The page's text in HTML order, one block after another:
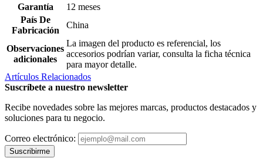
Garantía
12 meses
País De
Fabricación
China
Observaciones
adicionales
La imagen del producto es referencial, los
accesorios podrían variar, consulta la ficha técnica
para mayor detalle.
Artículos Relacionados
Suscríbete a nuestro newsletter
Recibe novedades sobre las mejores marcas, productos destacados y
soluciones para tu negocio.
Correo electrónico:
Suscribirme